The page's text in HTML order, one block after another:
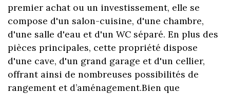
premier achat ou un investissement, elle se
compose d'un salon-cuisine, d'une chambre,
d'une salle d'eau et d'un WC séparé. En plus des
pièces principales, cette propriété dispose
d'une cave, d'un grand garage et d'un cellier,
offrant ainsi de nombreuses possibilités de
rangement et d’aménagement.Bien que